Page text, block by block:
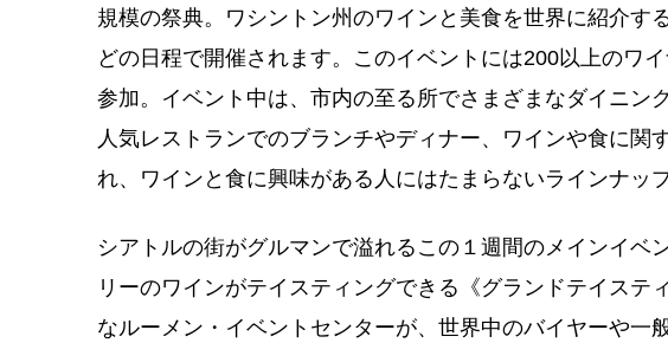
規模の祭典。ワシントン州のワインと美食を世界に紹介す
どの日程で開催されます。このイベントには200以上のワ
参加。イベント中は、市内の至る所でさまざまなダイニン
人気レストランでのブランチやディナー、ワインや食に関
れ、ワインと食に興味がある人にはたまらないラインナッ
シアトルの街がグルマンで溢れるこの１週間のメインイベ
リーのワインがテイスティングできる《グランドテイステ
なルーメン・イベントセンターが、世界中のバイヤーや一